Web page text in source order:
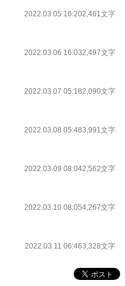
2022.03.05 16:202,461文字
2022.03.06 16:032,497文字
2022.03.07 05:182,090文字
2022.03.08 05:483,991文字
2022.03.09 08:042,562文字
2022.03.10 08:054,267文字
2022.03.11 06:463,328文字